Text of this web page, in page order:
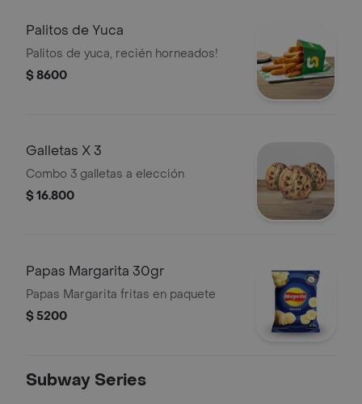
Palitos de Yuca
Palitos de yuca, recién horneados!
$ 8600
Galletas X 3
Combo 3 galletas a elección
$ 16.800
Papas Margarita 30gr
Papas Margarita fritas en paquete
$ 5200
Subway Series